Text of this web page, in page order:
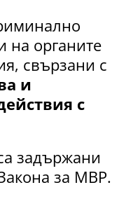
на органите
свързани с
и
с
задържани
за МВР.